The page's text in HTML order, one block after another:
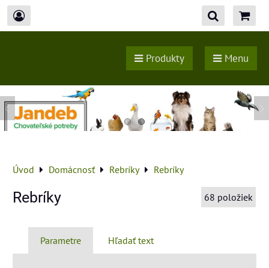
Produkty Menu
Úvod Domácnosť Rebríky Rebríky
Rebríky 68 položiek
Parametre Hľadať text